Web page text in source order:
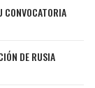
CONVOCATORIA
DE RUSIA